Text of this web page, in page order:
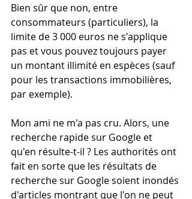
Bien sûr que non, entre
consommateurs (particuliers), la
limite de 3 000 euros ne s'applique
pas et vous pouvez toujours payer
un montant illimité en espèces (sauf
pour les transactions immobilières,
par exemple).
Mon ami ne m'a pas cru. Alors, une
recherche rapide sur Google et
qu'en résulte-t-il ? Les authorités ont
fait en sorte que les résultats de
recherche sur Google soient inondés
d'articles montrant que l'on ne peut